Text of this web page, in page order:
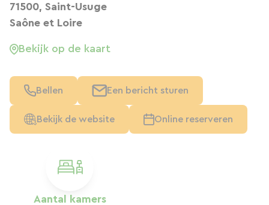
Aantal kamers
71500, Saint-Usuge
Saône et Loire
Bekijk op de kaart
Bellen Een bericht sturen
Bekijk de website Online reserveren